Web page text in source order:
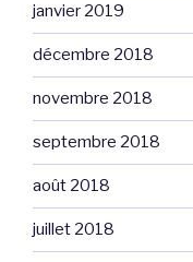
janvier 2019
décembre 2018
novembre 2018
septembre 2018
août 2018
juillet 2018